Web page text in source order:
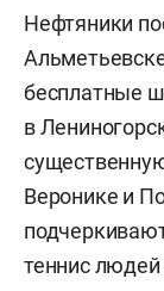
Нефтяники
бесплатные
в
Веронике и
теннис людей